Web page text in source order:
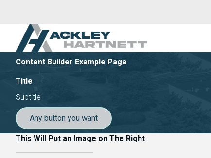
Content Builder Example Page
Title
Subtitle
Any button you want
This Will Put an Image on The Right